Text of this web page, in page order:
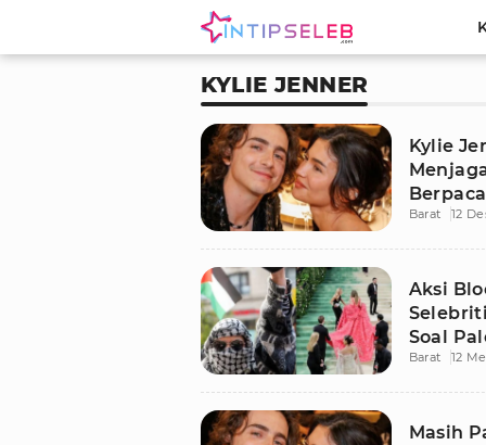
KYLIE JENNER
Kylie
Barat 12
Aksi
Soal
Barat 12
Masih